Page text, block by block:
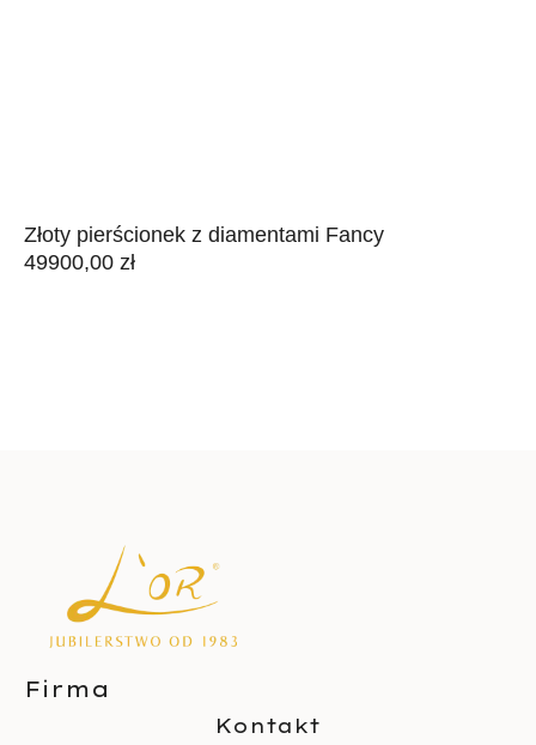
Złoty pierścionek z diamentami Fancy
49900,00 zł
Firma
Kontakt